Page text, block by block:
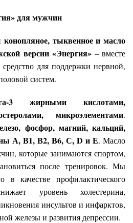
для мужчин
конопляное, тыквенное и масло
версии «Энергия»– вместе
для поддержки нервной,
систем.
3 жирными кислотами,
микроэлементами.
фосфор, магний, кальций,
А, В1, В2, В6, С, D и Е. Масло
которые занимаются спортом,
после тренировок. Мы
в качестве профилактического
уровень холестерина,
инсультов и инфарктов,
железы и развития депрессии.